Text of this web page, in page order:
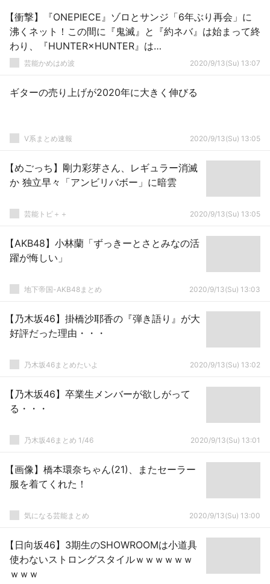
【衝撃】『ONEPIECE』ゾロとサンジ「6年ぶり再会」に
沸くネット！この間に『鬼滅』と『約ネバ』は始まって終
わり、『HUNTER×HUNTER』は…
芸能かめはめ波 2020/9/13(Su) 13:07
ギターの売り上げが2020年に大きく伸びる
V系まとめ速報 2020/9/13(Su) 13:05
【めごっち】剛力彩芽さん、レギュラー消滅
か 独立早々「アンビリバボー」に暗雲
芸能トピ＋＋ 2020/9/13(Su) 13:05
【AKB48】小林蘭「ずっきーとさとみなの活
躍が悔しい」
地下帝国-AKB48まとめ 2020/9/13(Su) 13:03
【乃木坂46】掛橋沙耶香の『弾き語り』が大
好評だった理由・・・
乃木坂46まとめたいよ 2020/9/13(Su) 13:02
【乃木坂46】卒業生メンバーが欲しがって
る・・・
乃木坂46まとめ 1/46 2020/9/13(Su) 13:01
【画像】橋本環奈ちゃん(21)、またセーラー
服を着てくれた！
気になる芸能まとめ 2020/9/13(Su) 13:00
【日向坂46】3期生のSHOWROOMは小道具
使わないストロングスタイルｗｗｗｗｗｗ
ｗｗｗ